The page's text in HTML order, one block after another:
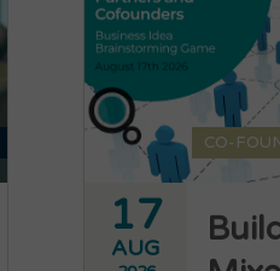
CO-
17
AUG